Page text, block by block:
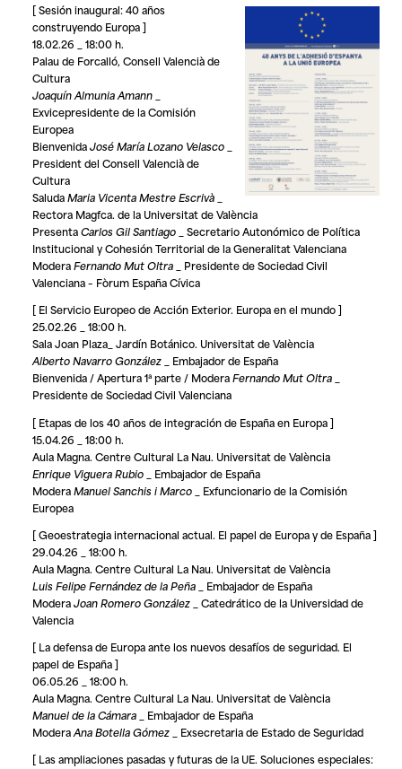
[ Sesión inaugural: 40 años
construyendo Europa ]
18.02.26 _ 18:00 h.
Palau de Forcalló, Consell Valencià de
Cultura
Joaquín Almunia Amann_
Exvicepresidente de la Comisión
Europea
BienvenidaJosé María Lozano Velasco_
President del Consell Valencià de
Cultura
SaludaMaria Vicenta Mestre Escrivà_
Rectora Magfca. de la Universitat de València
PresentaCarlos Gil Santiago_ Secretario Autonómico de Política
Institucional y Cohesión Territorial de la Generalitat Valenciana
ModeraFernando Mut Oltra_ Presidente de Sociedad Civil
Valenciana – Fòrum España Cívica
[ El Servicio Europeo de Acción Exterior. Europa en el mundo ]
25.02.26 _ 18:00 h.
Sala Joan Plaza_ Jardín Botánico. Universitat de València
Alberto Navarro González_ Embajador de España
Bienvenida / Apertura 1ª parte / ModeraFernando Mut Oltra_
Presidente de Sociedad Civil Valenciana
[ Etapas de los 40 años de integración de España en Europa ]
15.04.26 _ 18:00 h.
Aula Magna. Centre Cultural La Nau. Universitat de València
Enrique Viguera Rubio_ Embajador de España
ModeraManuel Sanchis i Marco_ Exfuncionario de la Comisión
Europea
[ Geoestrategia internacional actual. El papel de Europa y de España ]
29.04.26 _ 18:00 h.
Aula Magna. Centre Cultural La Nau. Universitat de València
Luis Felipe Fernández de la Peña_ Embajador de España
ModeraJoan Romero González_ Catedrático de la Universidad de
Valencia
[ La defensa de Europa ante los nuevos desafíos de seguridad. El
papel de España ]
06.05.26 _ 18:00 h.
Aula Magna. Centre Cultural La Nau. Universitat de València
Manuel de la Cámara_ Embajador de España
ModeraAna Botella Gómez_ Exsecretaria de Estado de Seguridad
[ Las ampliaciones pasadas y futuras de la UE. Soluciones especiales: